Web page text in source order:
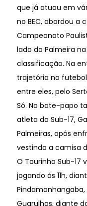
que já atuou em
no BEC, abordou a
Campeonato
lado do Palmeira
classificação. Na
trajetória no
entre eles, pelo
Só. No bate-papo
atleta do Sub-17,
Palmeiras, após
vestindo a camisa
O Tourinho Sub-17
jogando às 11h,
Guarulhos, diante